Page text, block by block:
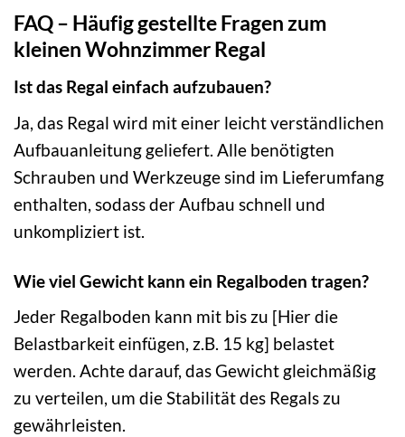
FAQ – Häufig gestellte Fragen zum
kleinen Wohnzimmer Regal
Ist das Regal einfach aufzubauen?
Ja, das Regal wird mit einer leicht verständlichen
Aufbauanleitung geliefert. Alle benötigten
Schrauben und Werkzeuge sind im Lieferumfang
enthalten, sodass der Aufbau schnell und
unkompliziert ist.
Wie viel Gewicht kann ein Regalboden tragen?
Jeder Regalboden kann mit bis zu [Hier die
Belastbarkeit einfügen, z.B. 15 kg] belastet
werden. Achte darauf, das Gewicht gleichmäßig
zu verteilen, um die Stabilität des Regals zu
gewährleisten.